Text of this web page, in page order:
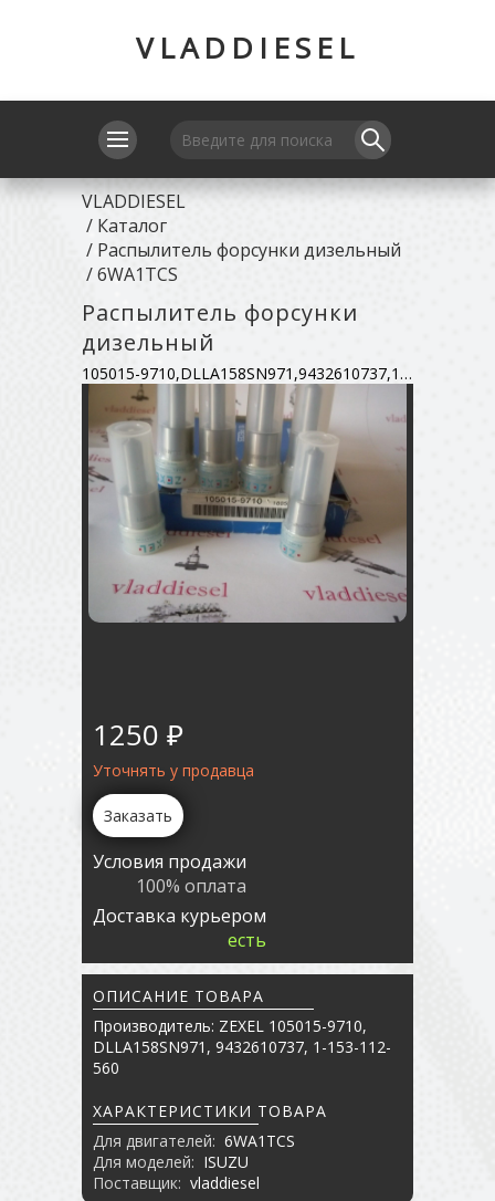
VLADDIESEL
VLADDIESEL
/ Каталог
/ Распылитель форсунки дизельный
/6WA1TCS
Распылитель форсунки
дизельный
105015-9710,DLLA158SN971,9432610737,1-153-112-560
1250 ₽
Уточнять у продавца
Заказать
Условия продажи
100% оплата
Доставка курьером
есть
ОПИСАНИЕ ТОВАРА
Производитель: ZEXEL 105015-9710,
DLLA158SN971, 9432610737, 1-153-112-
560
ХАРАКТЕРИСТИКИ ТОВАРА
Для двигателей: 6WA1TCS
Для моделей: ISUZU
Поставщик: vladdiesel